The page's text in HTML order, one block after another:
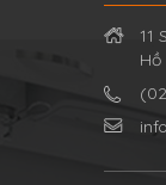
11
Hồ